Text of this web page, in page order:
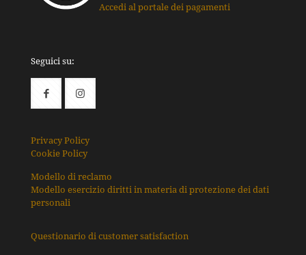
Accedi al portale dei pagamenti
Seguici su:
Privacy Policy
Cookie Policy
Modello di reclamo
Modello esercizio diritti in materia di protezione dei dati
personali
Questionario di customer satisfaction